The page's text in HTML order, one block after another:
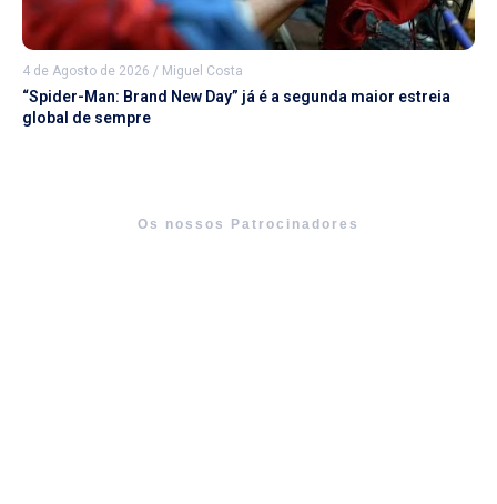
4 de Agosto de 2026 / Miguel Costa
“Spider-Man: Brand New Day” já é a segunda maior estreia
global de sempre
Os nossos Patrocinadores